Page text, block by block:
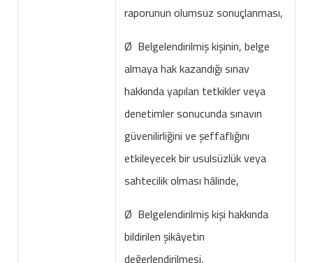
raporunun olumsuz sonuçlanması,
Ø Belgelendirilmiş kişinin, belge
almaya hak kazandığı sınav
hakkında yapılan tetkikler veya
denetimler sonucunda sınavın
güvenilirliğini ve şeffaflığını
etkileyecek bir usulsüzlük veya
sahtecilik olması hâlinde,
Ø Belgelendirilmiş kişi hakkında
bildirilen şikâyetin
değerlendirilmesi,